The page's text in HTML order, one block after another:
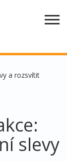
a rozsvítit
slevy